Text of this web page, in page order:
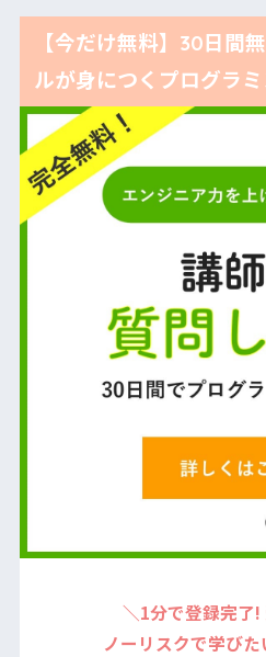
【今だけ無料】30日間
ルが身につくプログラ
＼1分で登録完了
ノーリスクで学び